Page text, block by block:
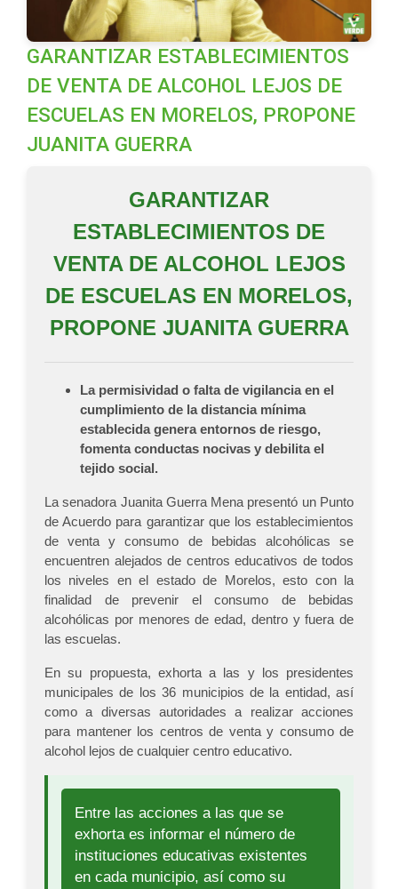
GARANTIZAR ESTABLECIMIENTOS
DE VENTA DE ALCOHOL LEJOS DE
ESCUELAS EN MORELOS, PROPONE
JUANITA GUERRA
GARANTIZAR
ESTABLECIMIENTOS DE
VENTA DE ALCOHOL LEJOS
DE ESCUELAS EN MORELOS,
PROPONE JUANITA GUERRA
La permisividad o falta de vigilancia en el
cumplimiento de la distancia mínima
establecida genera entornos de riesgo,
fomenta conductas nocivas y debilita el
tejido social.
La senadora Juanita Guerra Mena presentó un Punto
de Acuerdo para garantizar que los establecimientos
de venta y consumo de bebidas alcohólicas se
encuentren alejados de centros educativos de todos
los niveles en el estado de Morelos, esto con la
finalidad de prevenir el consumo de bebidas
alcohólicas por menores de edad, dentro y fuera de
las escuelas.
En su propuesta, exhorta a las y los presidentes
municipales de los 36 municipios de la entidad, así
como a diversas autoridades a realizar acciones
para mantener los centros de venta y consumo de
alcohol lejos de cualquier centro educativo.
Entre las acciones a las que se
exhorta es informar el número de
instituciones educativas existentes
en cada municipio, así como su